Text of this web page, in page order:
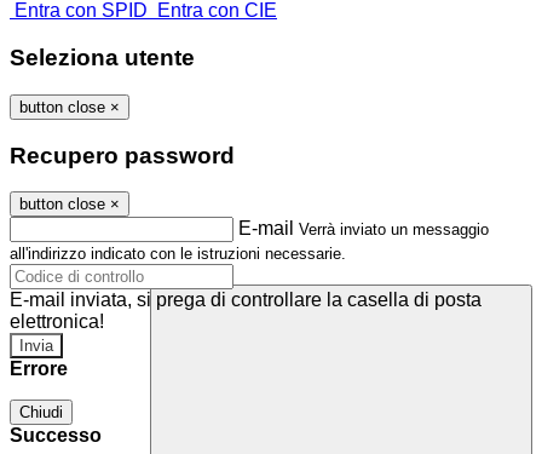
Entra con SPID
Entra con CIE
Seleziona utente
button close ×
Recupero password
button close ×
E-mail Verrà inviato un messaggio
all'indirizzo indicato con le istruzioni necessarie.
E-mail inviata, si prega di controllare la casella di posta
elettronica!
Errore
Chiudi
Successo